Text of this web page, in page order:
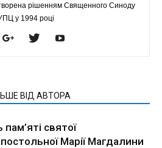
рішенням Священного Синоду
у 1994 році
ВІД АВТОРА
святої
Марії Магдалини